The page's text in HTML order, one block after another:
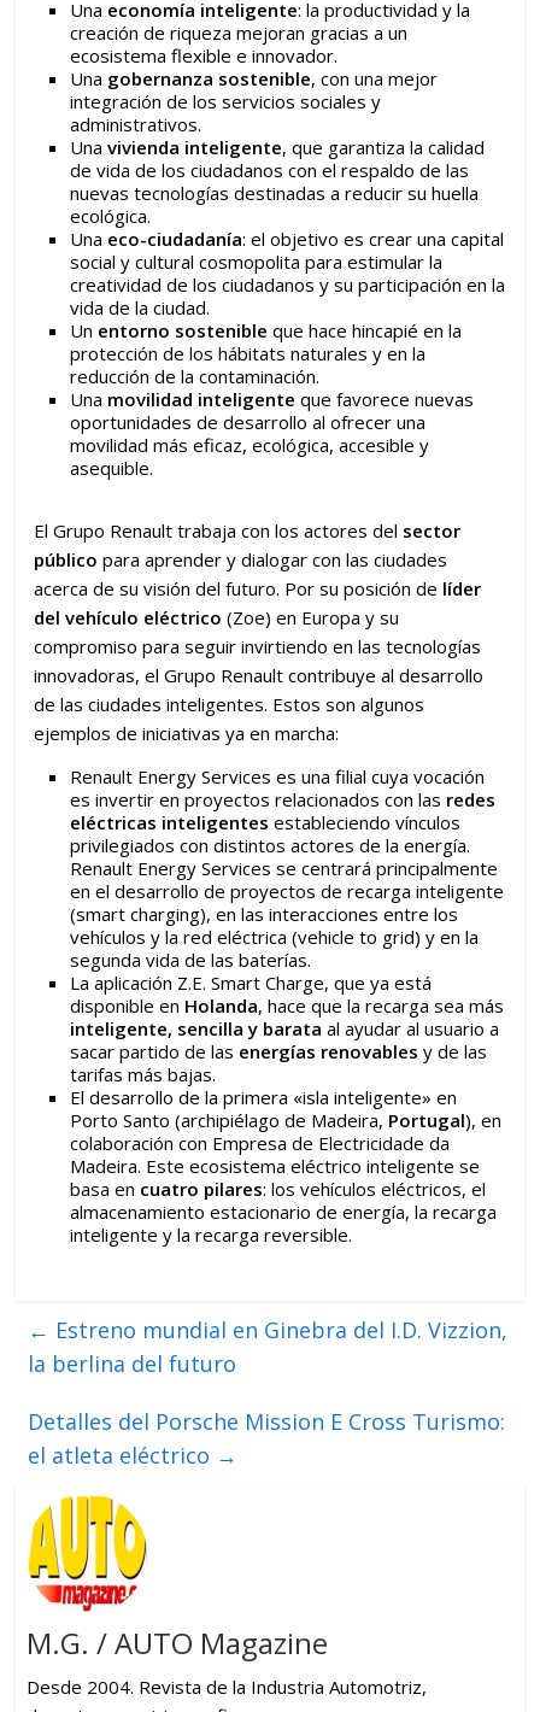
Una economía inteligente: la productividad y la
creación de riqueza mejoran gracias a un
ecosistema flexible e innovador.
Una gobernanza sostenible, con una mejor
integración de los servicios sociales y
administrativos.
Unavivienda inteligente, que garantiza la calidad
de vida de los ciudadanos con el respaldo de las
nuevas tecnologías destinadas a reducir su huella
ecológica.
Una eco-ciudadanía: el objetivo es crear una capital
social y cultural cosmopolita para estimular la
creatividad de los ciudadanos y su participación en la
vida de la ciudad.
Un entorno sostenible que hace hincapié en la
protección de los hábitats naturales y en la
reducción de la contaminación.
Una movilidad inteligente que favorece nuevas
oportunidades de desarrollo al ofrecer una
movilidad más eficaz, ecológica, accesible y
asequible.
El Grupo Renault trabaja con los actores del sector
público para aprender y dialogar con las ciudades
acerca de su visión del futuro. Por su posición de líder
del vehículo eléctrico (Zoe) en Europa y su
compromiso para seguir invirtiendo en las tecnologías
innovadoras, el Grupo Renault contribuye al desarrollo
de las ciudades inteligentes. Estos son algunos
ejemplos de iniciativas ya en marcha:
Renault Energy Services es una filial cuya vocación
es invertir en proyectos relacionados con las redes
eléctricas inteligentes estableciendo vínculos
privilegiados con distintos actores de la energía.
Renault Energy Services se centrará principalmente
en el desarrollo de proyectos de recarga inteligente
(smart charging), en las interacciones entre los
vehículos y la red eléctrica (vehicle to grid) y en la
segunda vida de las baterías.
La aplicación Z.E. Smart Charge, que ya está
disponible en Holanda, hace que la recarga sea más
inteligente, sencilla y barata al ayudar al usuario a
sacar partido de las energías renovables y de las
tarifas más bajas.
El desarrollo de la primera «isla inteligente» en
Porto Santo (archipiélago de Madeira, Portugal), en
colaboración con Empresa de Electricidade da
Madeira. Este ecosistema eléctrico inteligente se
basa en cuatro pilares: los vehículos eléctricos, el
almacenamiento estacionario de energía, la recarga
inteligente y la recarga reversible.
← Estreno mundial en Ginebra del I.D. Vizzion,
la berlina del futuro
Detalles del Porsche Mission E Cross Turismo:
el atleta eléctrico →
M.G. / AUTO Magazine
Desde 2004. Revista de la Industria Automotriz,